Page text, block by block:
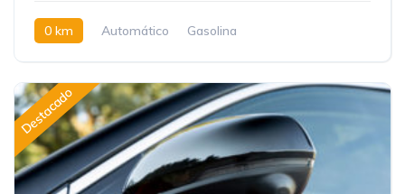
0 km Automático
Gasolina
Destacado